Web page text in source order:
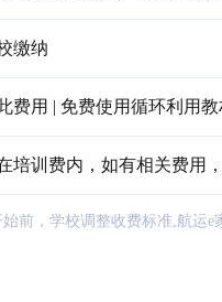
缴纳
费用 | 免费使用循环利用
培训费内，如有相关费用
前，学校调整收费标准,航运